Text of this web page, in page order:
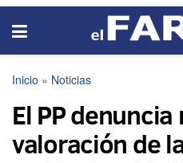
Inicio » Noticias
El PP
valoración de